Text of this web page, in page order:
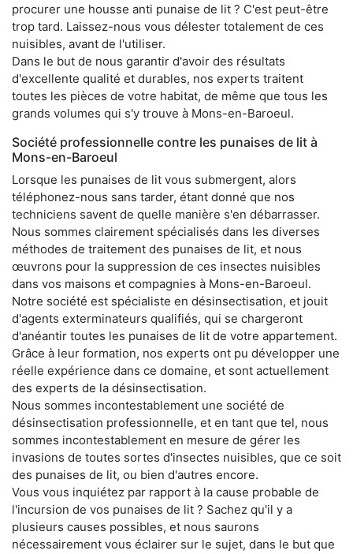
procurer une housse anti punaise de lit ? C'est peut-être
trop tard. Laissez-nous vous délester totalement de ces
nuisibles, avant de l'utiliser.
Dans le but de nous garantir d'avoir des résultats
d'excellente qualité et durables, nos experts traitent
toutes les pièces de votre habitat, de même que tous les
grands volumes qui s'y trouve à Mons-en-Baroeul.
Société professionnelle contre les punaises de lit à
Mons-en-Baroeul
Lorsque les punaises de lit vous submergent, alors
téléphonez-nous sans tarder, étant donné que nos
techniciens savent de quelle manière s'en débarrasser.
Nous sommes clairement spécialisés dans les diverses
méthodes de traitement des punaises de lit, et nous
œuvrons pour la suppression de ces insectes nuisibles
dans vos maisons et compagnies à Mons-en-Baroeul.
Notre société est spécialiste en désinsectisation, et jouit
d'agents exterminateurs qualifiés, qui se chargeront
d'anéantir toutes les punaises de lit de votre appartement.
Grâce à leur formation, nos experts ont pu développer une
réelle expérience dans ce domaine, et sont actuellement
des experts de la désinsectisation.
Nous sommes incontestablement une société de
désinsectisation professionnelle, et en tant que tel, nous
sommes incontestablement en mesure de gérer les
invasions de toutes sortes d'insectes nuisibles, que ce soit
des punaises de lit, ou bien d'autres encore.
Vous vous inquiétez par rapport à la cause probable de
l'incursion de vos punaises de lit ? Sachez qu'il y a
plusieurs causes possibles, et nous saurons
nécessairement vous éclairer sur le sujet, dans le but que